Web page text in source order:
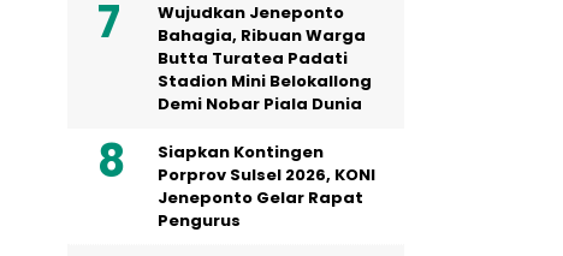
Wujudkan Jeneponto
Bahagia, Ribuan Warga
Butta Turatea Padati
Stadion Mini Belokallong
Demi Nobar Piala Dunia
Siapkan Kontingen
Porprov Sulsel 2026, KONI
Jeneponto Gelar Rapat
Pengurus